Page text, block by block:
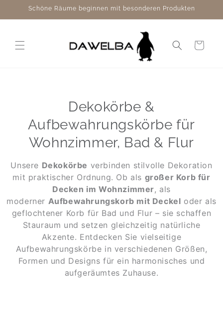
zum
Inhalt
Schöne Räume beginnen mit besonderen Produkten
Warenkorb
Dekokörbe &
Aufbewahrungskörbe für
Wohnzimmer, Bad & Flur
Unsere Dekokörbe verbinden stilvolle Dekoration
mit praktischer Ordnung. Ob als großer Korb für
Decken im Wohnzimmer, als
moderner Aufbewahrungskorb mit Deckel oder als
geflochtener Korb für Bad und Flur – sie schaffen
Stauraum und setzen gleichzeitig natürliche
Akzente. Entdecken Sie vielseitige
Aufbewahrungskörbe in verschiedenen Größen,
Formen und Designs für ein harmonisches und
aufgeräumtes Zuhause.